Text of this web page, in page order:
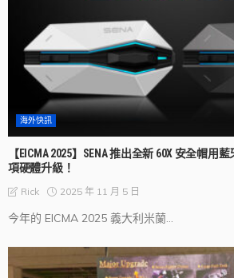
海外快訊
【EICMA 2025】SENA 推出全新 60X 安全帽用
項硬體升級！
Rick 2025 年 11 月 5 日
今年的 EICMA 2025 義大利米蘭...